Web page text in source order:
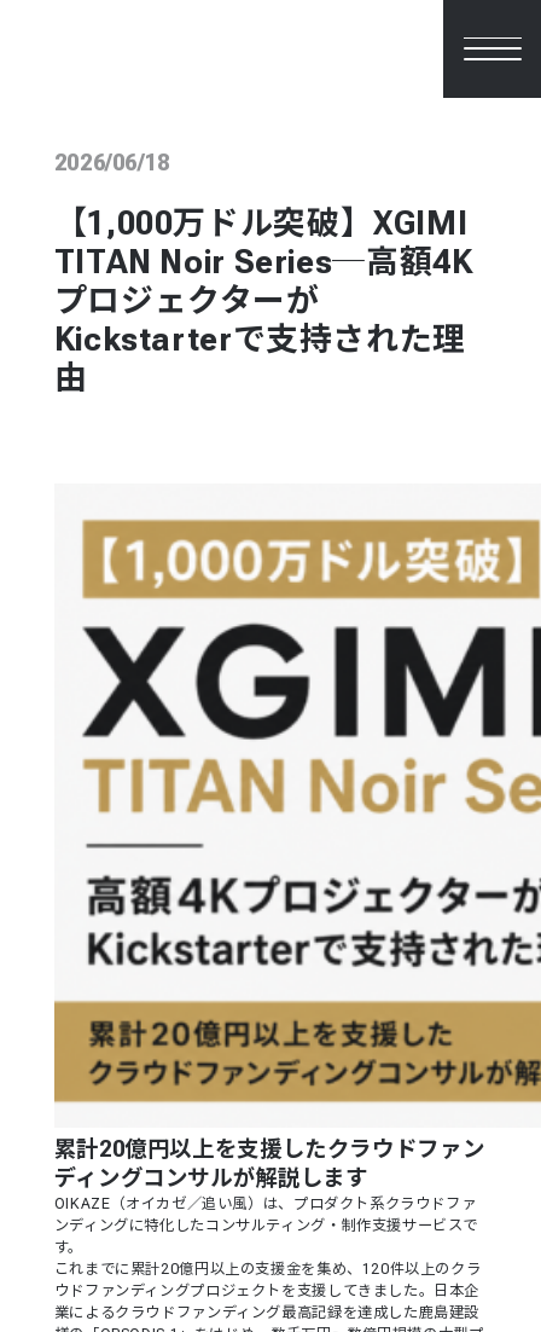
2026/06/18
【1,000万ドル突破】XGIMI
TITAN Noir Series─高額4K
プロジェクターが
Kickstarterで支持された理
由
累計20億円以上を支援したクラウドファン
ディングコンサルが解説します
OIKAZE（オイカゼ／追い風）は、プロダクト系クラウドファ
ンディングに特化したコンサルティング・制作支援サービスで
す。
これまでに累計20億円以上の支援金を集め、120件以上のクラ
ウドファンディングプロジェクトを支援してきました。日本企
業によるクラウドファンディング最高記録を達成した鹿島建設